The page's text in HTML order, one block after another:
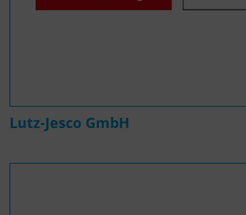
Lutz-Jesco GmbH